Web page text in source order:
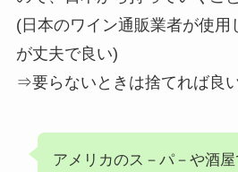
(日本のワイン通販業者が使用
が丈夫で良い)
⇒要らないときは捨てれば良
アメリカのス－パ－や酒